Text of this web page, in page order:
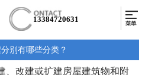
13384720631
别有哪些分类？
改建或扩建房屋建筑物和附